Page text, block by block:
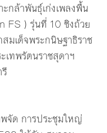
ะกล้าพันธุ์เก่งเพลงพื้น
FS ) รุ่นที่ 10 ชิงถ้วย
สมเด็จพระกนิษฐาธิราช
เทพรัตนราชสุดาฯ
พจัด การประชุมใหญ่